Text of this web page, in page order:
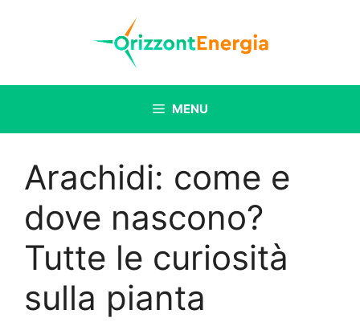
MENU
Arachidi: come e
dove nascono?
Tutte le curiosità
sulla pianta